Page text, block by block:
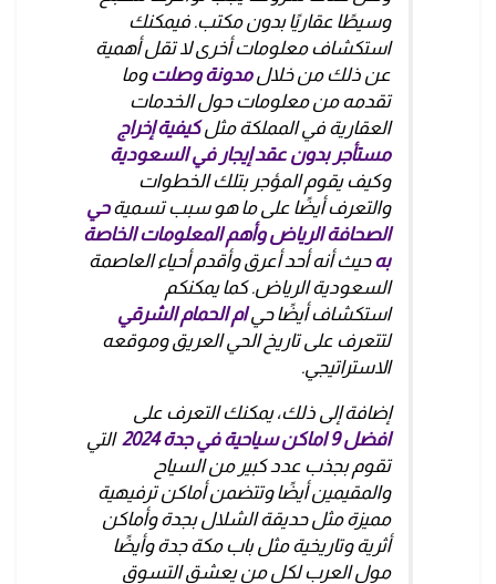
وسيطًا عقاريًا بدون مكتب. فيمكنك
استكشاف معلومات أخرى لا تقل أهمية
عن ذلك من خلالمدونة وصلتوما
تقدمه من معلومات حول الخدمات
العقارية في المملكة مثلكيفية إخراج
مستأجر بدون عقد إيجار في السعودية
وكيف يقوم المؤجر بتلك الخطوات
والتعرف أيضًا على ما هو سبب تسميةحي
الصحافة الرياض وأهم المعلومات الخاصة
بهحيث أنه أحد أعرق وأقدم أحياء العاصمة
السعودية الرياض. كما يمكنكم
استكشاف أيضًا حيام الحمام الشرقي
لتتعرف على تاريخ الحي العريق وموقعه
الاستراتيجي.
إضافة إلى ذلك، يمكنك التعرف على
افضل 9 اماكن سياحية في جدة 2024
التي
تقوم بجذب عدد كبير من السياح
والمقيمين أيضًا وتتضمن أماكن ترفيهية
مميزة مثل حديقة الشلال بجدة وأماكن
أثرية وتاريخية مثل باب مكة جدة وأيضًا
مول العرب لكل من يعشق التسوق